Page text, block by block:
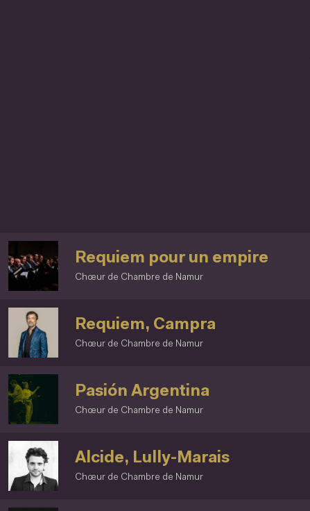
Chœur de Chambre de Namur
Requiem pour un empire
Chœur de Chambre de Namur
Requiem, Campra
Chœur de Chambre de Namur
Pasión Argentina
Chœur de Chambre de Namur
Alcide, Lully-Marais